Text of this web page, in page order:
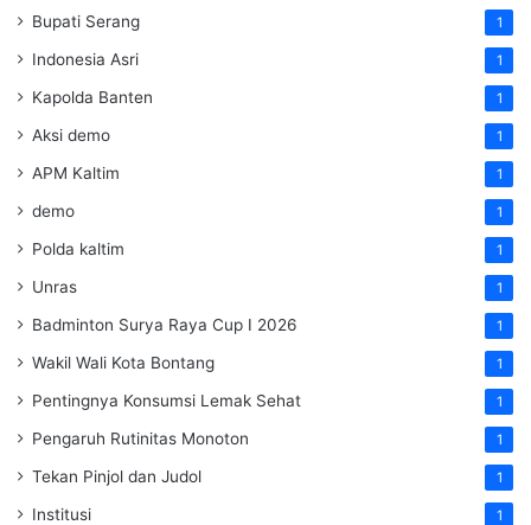
Bupati Serang 1
Indonesia Asri 1
Kapolda Banten 1
Aksi demo 1
APM Kaltim 1
demo 1
Polda kaltim 1
Unras 1
Badminton Surya Raya Cup I 2026 1
Wakil Wali Kota Bontang 1
Pentingnya Konsumsi Lemak Sehat 1
Pengaruh Rutinitas Monoton 1
Tekan Pinjol dan Judol 1
Institusi 1